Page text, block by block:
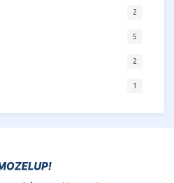
2
5
2
1